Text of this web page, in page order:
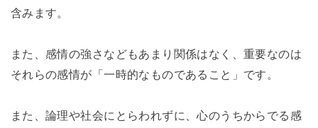
含みます。
また、感情の強さなどもあまり関係はなく、重要なのは
それらの感情が「一時的なものであること」です。
また、論理や社会にとらわれずに、心のうちからでる感